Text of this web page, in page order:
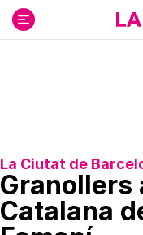
contenido
La Ciutat de
Granollers
Catalana